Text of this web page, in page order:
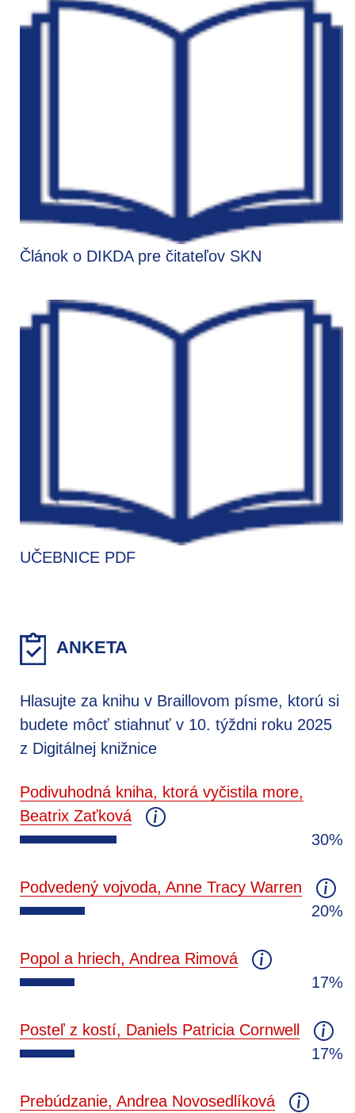
Článok o DIKDA pre čitateľov SKN
UČEBNICE PDF
ANKETA
Hlasujte za knihu v Braillovom písme, ktorú si
budete môcť stiahnuť v 10. týždni roku 2025
z Digitálnej knižnice
Podivuhodná kniha, ktorá vyčistila more,
Beatrix Zaťková
30%
Podvedený vojvoda, Anne Tracy Warren
20%
Popol a hriech, Andrea Rimová
17%
Posteľ z kostí, Daniels Patricia Cornwell
17%
Prebúdzanie, Andrea Novosedlíková